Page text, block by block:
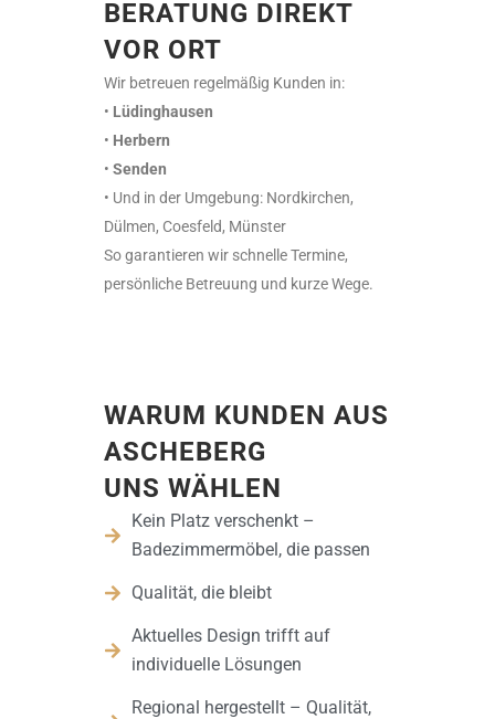
BERATUNG DIREKT
VOR ORT
Wir betreuen regelmäßig Kunden in:
• Lüdinghausen
• Herbern
• Senden
• Und in der Umgebung: Nordkirchen,
Dülmen, Coesfeld, Münster
So garantieren wir schnelle Termine,
persönliche Betreuung und kurze Wege.
WARUM KUNDEN AUS
ASCHEBERG
UNS WÄHLEN
Kein Platz verschenkt –
Badezimmermöbel, die passen
Qualität, die bleibt
Aktuelles Design trifft auf
individuelle Lösungen
Regional hergestellt – Qualität,